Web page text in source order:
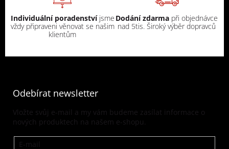
Individuální poradenstvíjsme
vždy připraveni věnovat se našim
klientům
Dodání zdarma při objednávce
nad 5tis. Široký výběr dopravců
Odebírat newsletter
Vložte svůj e-mail a my vám budeme zasílat informace o
nových produktech na našem e-shopu.
E-mail